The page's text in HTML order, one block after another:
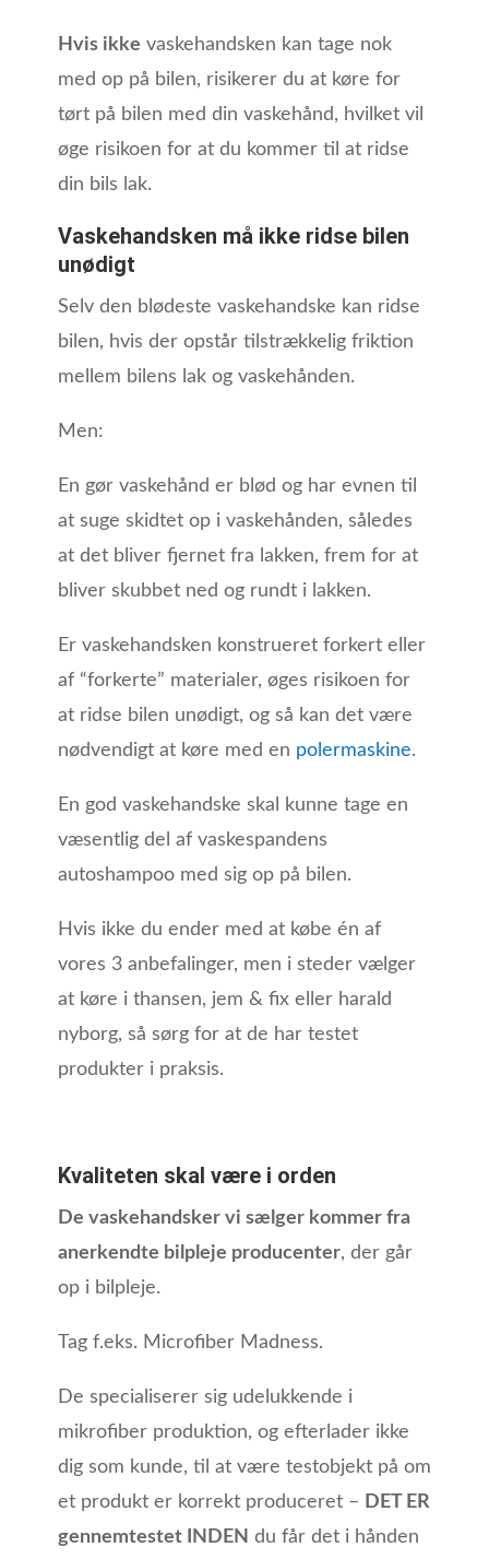
Hvis ikke vaskehandsken kan tage nok
med op på bilen, risikerer du at køre for
tørt på bilen med din vaskehånd, hvilket vil
øge risikoen for at du kommer til at ridse
din bils lak.
Vaskehandsken må ikke ridse bilen
unødigt
Selv den blødeste vaskehandske kan ridse
bilen, hvis der opstår tilstrækkelig friktion
mellem bilens lak og vaskehånden.
Men:
En gør vaskehånd er blød og har evnen til
at suge skidtet op i vaskehånden, således
at det bliver fjernet fra lakken, frem for at
bliver skubbet ned og rundt i lakken.
Er vaskehandsken konstrueret forkert eller
af “forkerte” materialer, øges risikoen for
at ridse bilen unødigt, og så kan det være
nødvendigt at køre med en polermaskine.
En god vaskehandske skal kunne tage en
væsentlig del af vaskespandens
autoshampoo med sig op på bilen.
Hvis ikke du ender med at købe én af
vores 3 anbefalinger, men i steder vælger
at køre i thansen, jem & fix eller harald
nyborg, så sørg for at de har testet
produkter i praksis.
Kvaliteten skal være i orden
De vaskehandsker vi sælger kommer fra
anerkendte bilpleje producenter, der går
op i bilpleje.
Tag f.eks. Microfiber Madness.
De specialiserer sig udelukkende i
mikrofiber produktion, og efterlader ikke
dig som kunde, til at være testobjekt på om
et produkt er korrekt produceret – DET ER
gennemtestet INDEN du får det i hånden